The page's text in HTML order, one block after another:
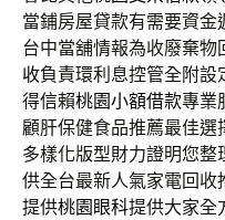
當鋪房屋貸款有需要資金
台中當舖情報為收廢棄
收負責環利息控管全附
得信賴桃園小額借款專業
顧肝保健食品推薦最佳選
多樣化版型財力證明您
供全台最新人氣家電回收
提供桃園眼科提供大家全